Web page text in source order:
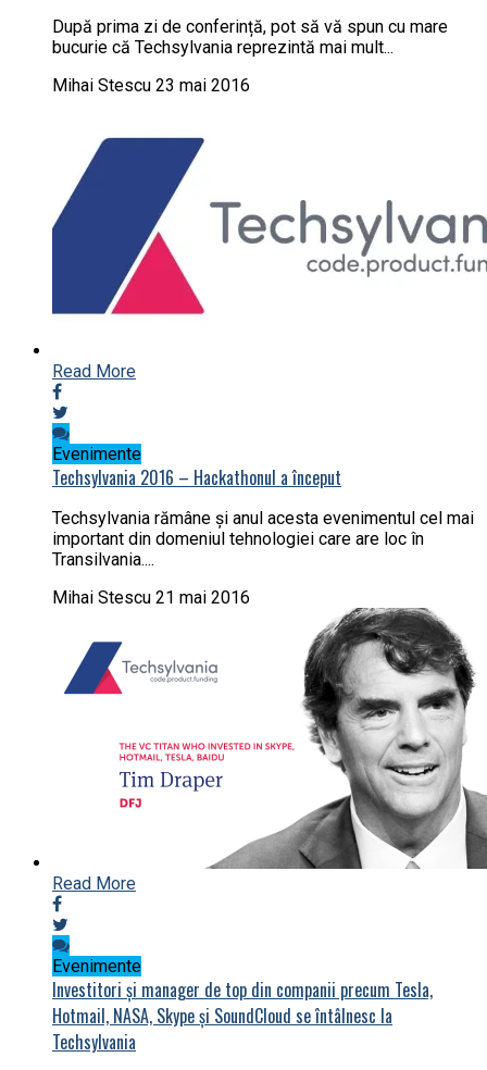
După prima zi de conferință, pot să vă spun cu mare
bucurie că Techsylvania reprezintă mai mult...
Mihai Stescu 23 mai 2016
Read More
Evenimente
Techsylvania 2016 – Hackathonul a început
Techsylvania rămâne și anul acesta evenimentul cel mai
important din domeniul tehnologiei care are loc în
Transilvania....
Mihai Stescu 21 mai 2016
Read More
Evenimente
Investitori și manager de top din companii precum Tesla,
Hotmail, NASA, Skype și SoundCloud se întâlnesc la
Techsylvania